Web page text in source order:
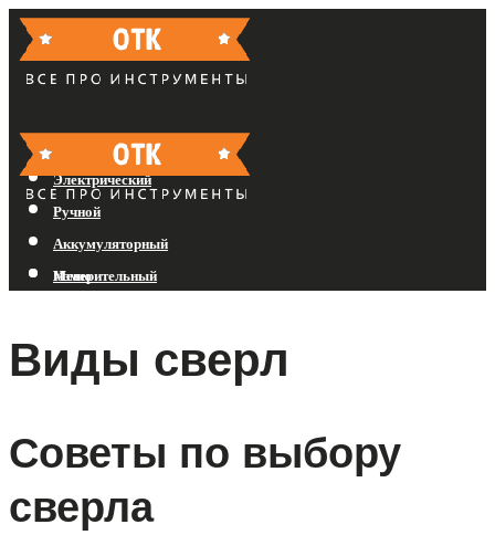
Бензиновый
Электрический
Ручной
Аккумуляторный
Измерительный
Меню
Виды сверл
Советы по выбору
сверла